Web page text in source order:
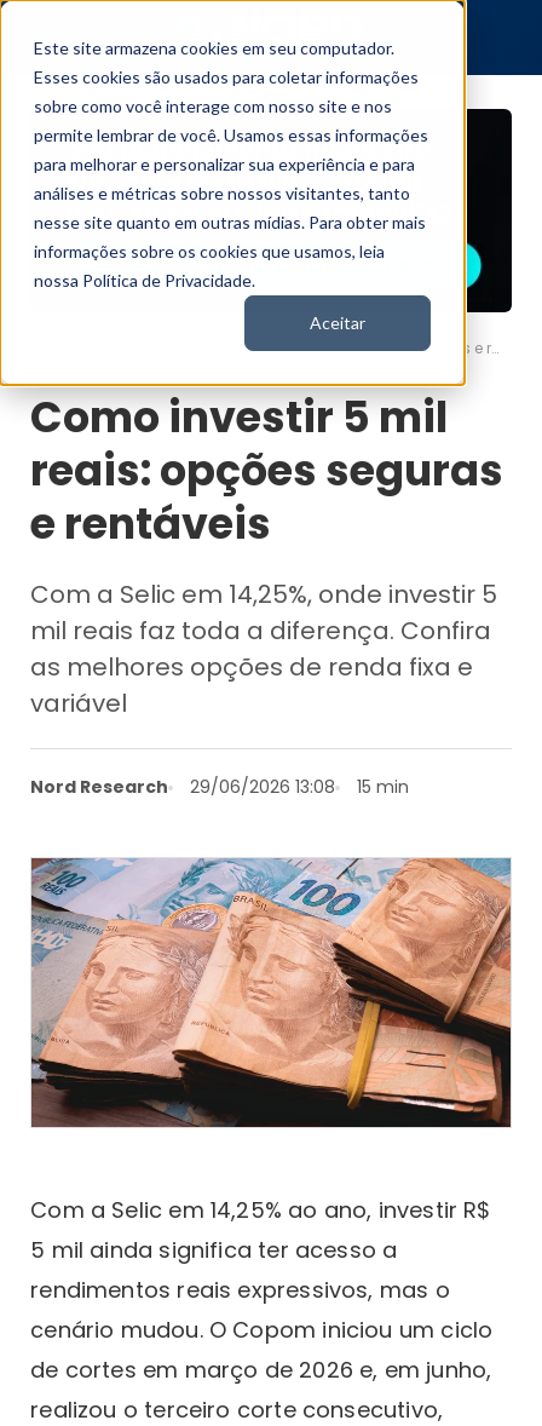
Este site armazena cookies em seu computador.
Esses cookies são usados para coletar informações
sobre como você interage com nosso site e nos
permite lembrar de você. Usamos essas informações
para melhorar e personalizar sua experiência e para
análises e métricas sobre nossos visitantes, tanto
nesse site quanto em outras mídias. Para obter mais
informações sobre os cookies que usamos, leia
nossa Política de Privacidade.
Aceitar
Como investir 5 mil reais: opções seguras e rentáveis
Como investir 5 mil
reais: opções seguras
e rentáveis
Com a Selic em 14,25%, onde investir 5
mil reais faz toda a diferença. Confira
as melhores opções de renda fixa e
variável
Nord Research 29/06/2026 13:08 15 min
Com a Selic em 14,25% ao ano, investir R$
5 mil ainda significa ter acesso a
rendimentos reais expressivos, mas o
cenário mudou. O Copom iniciou um ciclo
de cortes em março de 2026 e, em junho,
realizou o terceiro corte consecutivo,